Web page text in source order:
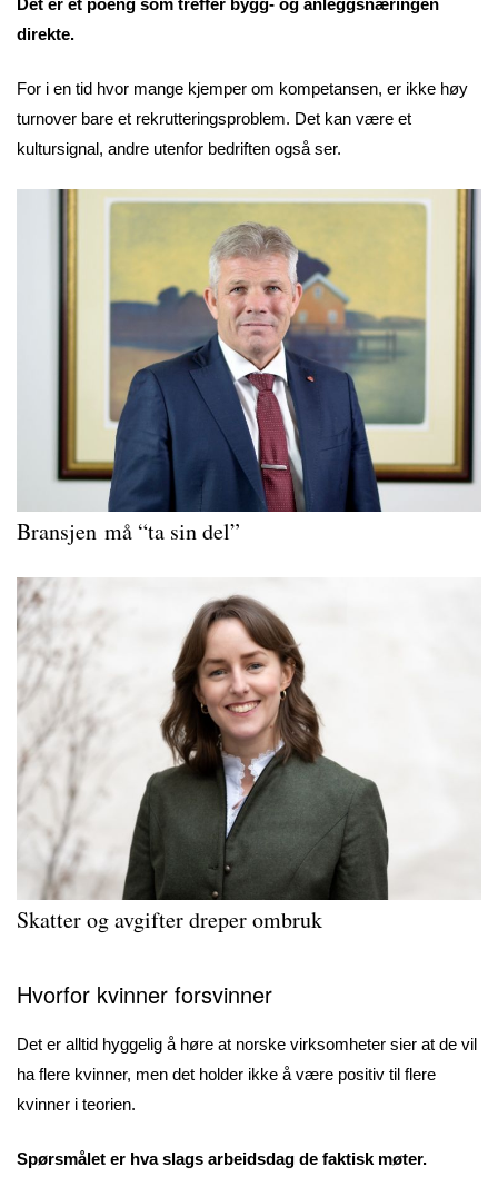
Det er et poeng som treffer bygg- og anleggsnæringen
direkte.
For i en tid hvor mange kjemper om kompetansen, er ikke høy
turnover bare et rekrutteringsproblem. Det kan være et
kultursignal, andre utenfor bedriften også ser.
Bransjen må “ta sin del”
Skatter og avgifter dreper ombruk
Hvorfor kvinner forsvinner
Det er alltid hyggelig å høre at norske virksomheter sier at de vil
ha flere kvinner, men det holder ikke å være positiv til flere
kvinner i teorien.
Spørsmålet er hva slags arbeidsdag de faktisk møter.